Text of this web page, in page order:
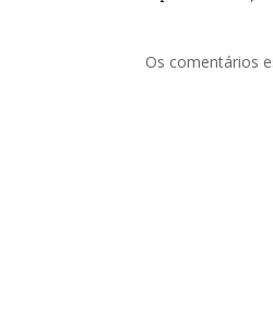
Os comentários